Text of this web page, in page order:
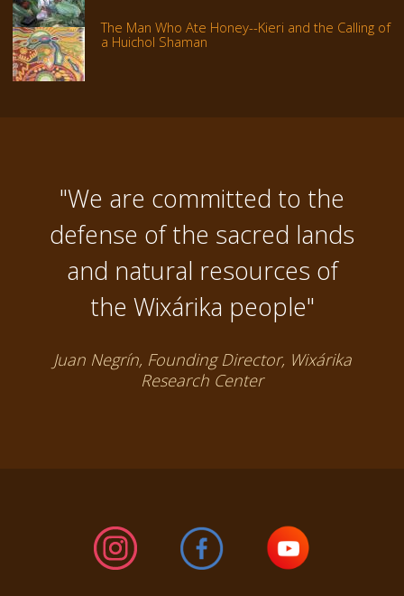
The Man Who Ate Honey--Kieri and the Calling of
a Huichol Shaman
"We are committed to the
defense of the sacred lands
and natural resources of
the Wixárika people"
Juan Negrín, Founding Director, Wixárika
Research Center